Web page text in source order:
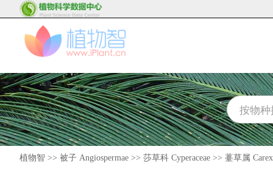
植物智 >> 被子 Angiospermae >> 莎草科 Cyperaceae >> 薹草属 Carex